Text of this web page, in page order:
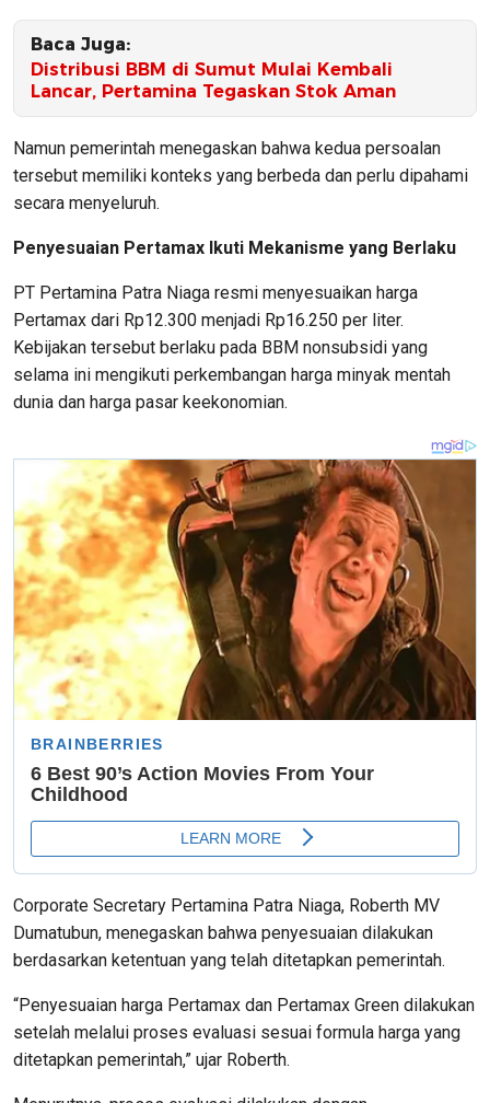
Baca Juga:
Distribusi BBM di Sumut Mulai Kembali
Lancar, Pertamina Tegaskan Stok Aman
Namun pemerintah menegaskan bahwa kedua persoalan
tersebut memiliki konteks yang berbeda dan perlu dipahami
secara menyeluruh.
Penyesuaian Pertamax Ikuti Mekanisme yang Berlaku
PT Pertamina Patra Niaga resmi menyesuaikan harga
Pertamax dari Rp12.300 menjadi Rp16.250 per liter.
Kebijakan tersebut berlaku pada BBM nonsubsidi yang
selama ini mengikuti perkembangan harga minyak mentah
dunia dan harga pasar keekonomian.
Corporate Secretary Pertamina Patra Niaga, Roberth MV
Dumatubun, menegaskan bahwa penyesuaian dilakukan
berdasarkan ketentuan yang telah ditetapkan pemerintah.
“Penyesuaian harga Pertamax dan Pertamax Green dilakukan
setelah melalui proses evaluasi sesuai formula harga yang
ditetapkan pemerintah,” ujar Roberth.